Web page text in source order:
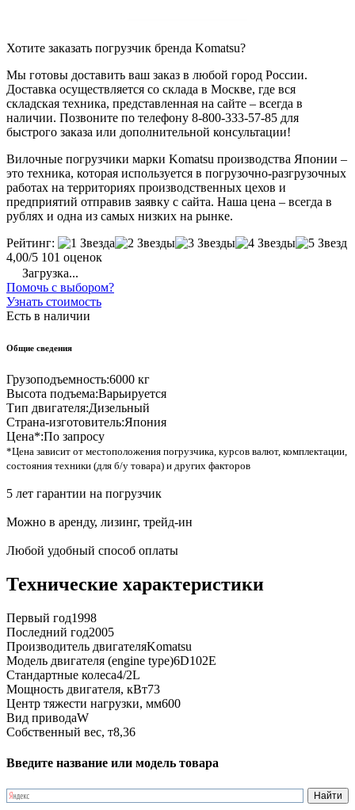
Хотите заказать погрузчик бренда Komatsu?
Мы готовы доставить ваш заказ в любой город России.
Доставка осуществляется со склада в Москве, где вся
складская техника, представленная на сайте – всегда в
наличии. Позвоните по телефону 8-800-333-57-85 для
быстрого заказа или дополнительной консультации!
Вилочные погрузчики марки Komatsu производства Японии –
это техника, которая используется в погрузочно-разгрузочных
работах на территориях производственных цехов и
предприятий отправив заявку с сайта. Наша цена – всегда в
рублях и одна из самых низких на рынке.
Рейтинг:
4,00/5 101 оценок
Загрузка...
Помочь с выбором?
Узнать стоимость
Есть в наличии
Общие сведения
Грузоподъемность:6000 кг
Высота подъема:Варьируется
Тип двигателя:Дизельный
Страна-изготовитель:Япония
Цена*:По запросу
*Цена зависит от местоположения погрузчика, курсов валют, комплектации,
состояния техники (для б/у товара) и других факторов
5 лет гарантии на погрузчик
Можно в аренду, лизинг, трейд-ин
Любой удобный способ оплаты
Технические характеристики
Первый год1998
Последний год2005
Производитель двигателяKomatsu
Модель двигателя (engine type)6D102E
Стандартные колеса4/2L
Мощность двигателя, кВт73
Центр тяжести нагрузки, мм600
Вид приводаW
Собственный вес, т8,36
Введите название или модель товара